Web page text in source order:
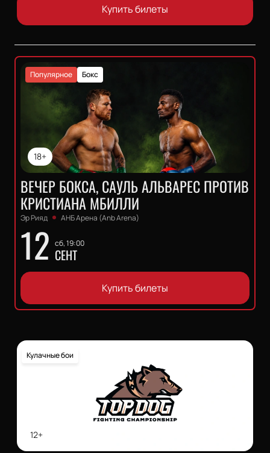
Купить билеты
18+
Бокс
Популярное
ВЕЧЕР БОКСА, САУЛЬ АЛЬВАРЕС ПРОТИВ
КРИСТИАНА МБИЛЛИ
Эр Рияд АНБ Арена (Anb Arena)
12 сб, 19:00
СЕНТ
Купить билеты
12+
Кулачные бои